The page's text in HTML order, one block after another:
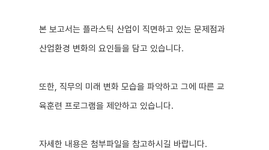
본 보고서는 플라스틱 산업이 직면하고 있는 문제점과
산업환경 변화의 요인들을 담고 있습니다.
또한, 직무의 미래 변화 모습을 파악하고 그에 따른 교
육훈련 프로그램을 제안하고 있습니다.
자세한 내용은 첨부파일을 참고하시길 바랍니다.